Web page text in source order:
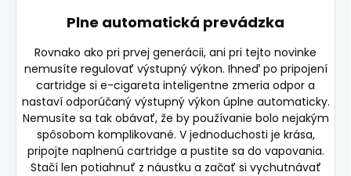
Plne automatická prevádzka
Rovnako ako pri prvej generácii, ani pri tejto novinke
nemusíte regulovať výstupný výkon. Ihneď po pripojení
cartridge si e-cigareta inteligentne zmeria odpor a
nastaví odporúčaný výstupný výkon úplne automaticky.
Nemusíte sa tak obávať, že by používanie bolo nejakým
spôsobom komplikované. V jednoduchosti je krása,
pripojte naplnenú cartridge a pustite sa do vapovania.
Stačí len potiahnuť z náustku a začať si vychutnávať